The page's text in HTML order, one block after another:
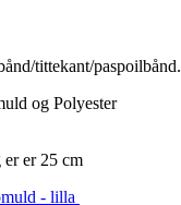
tittekant/paspoilbånd.
og Polyester
er 25 cm